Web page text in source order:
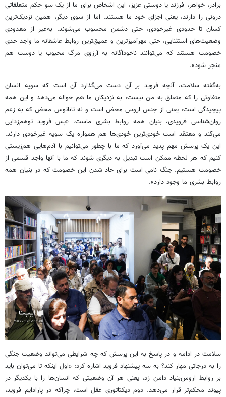
برادر، خواهر، فرزند یا دوستی عزیز، این اشخاص برای ما از یک سو حکم متعلقاتی
درونی را دارند، یعنی اجزای خود ما هستند. اما از سوی دیگر، همین نزدیک‌ترین
کسان تا حدودی غیرخودی، حتی دشمن محسوب می‌شوند. به‌غیر از معدودی
وضعیت‌های استثنایی، حتی مهرآمیزترین و عمیق‌ترین روابط عاشقانه ما واجد حدی
خصومت هستند که می‌توانند ناخودآگانه به آرزوی مرگ محبوب یا دوست هم
منجر شود».
به‌گفته سلامت، آنچه فروید بر آن دست می‌گذارد آن است که سویه انسان
متفاوتی را که متعلق به من نیست، به نزدیکان ما هم حواله می‌دهد و این همه
پیچیدگی است، یعنی از جنس اروس محض است و نه تاناتوس محض که به زعم
روان‌شناسی فرویدی، بنیان همه روابط بشری ماست. «پس فروید توهم‌زدایی
می‌کند و معتقد است خودی‌ترین خودی‌ها هم همواره یک سویه غیرخودی دارند.
این یک پرسش مهم پدید می‌آورد که ما با چطور می‌توانیم با آدم‌هایی هم‌زیستی
کنیم که هر لحظه ممکن است تبدیل به دیگری شوند که ما با آنها واجد قسمی از
خصومت هستیم. جنگ نامی است برای حاد شدن این خصومت که در بنیان همه
روابط بشری ما وجود دارد».
سلامت در ادامه و در پاسخ به این پرسش که چه شرایطی می‌تواند وضعیت جنگی
را به درجاتی مهار کند؟ به سه پیشنهاد فروید اشاره کرد: «اول اینکه تا می‌توان باید
بر روابط اروس‌بنیاد دامن زد، یعنی هر آن وضعیتی که انسان‌ها را با یکدیگر در
پیوند محکم‌تر قرار می‌دهد. دوم دیکتاتوری عقل است، چراکه در پارادایم فروید،